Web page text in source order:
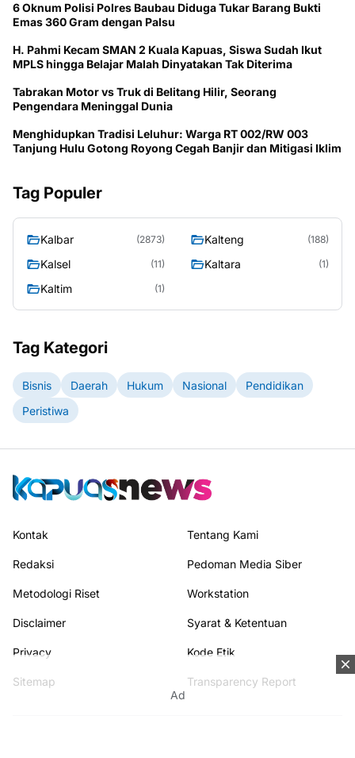
6 Oknum Polisi Polres Baubau Diduga Tukar Barang Bukti
Emas 360 Gram dengan Palsu
H. Pahmi Kecam SMAN 2 Kuala Kapuas, Siswa Sudah Ikut
MPLS hingga Belajar Malah Dinyatakan Tak Diterima
Tabrakan Motor vs Truk di Belitang Hilir, Seorang
Pengendara Meninggal Dunia
Menghidupkan Tradisi Leluhur: Warga RT 002/RW 003
Tanjung Hulu Gotong Royong Cegah Banjir dan Mitigasi Iklim
Tag Populer
Kalbar (2873) Kalteng (188)
Kalsel (11) Kaltara (1)
Kaltim (1)
Tag Kategori
Bisnis Daerah Hukum Nasional
Pendidikan
Peristiwa
Ad
Kontak Tentang Kami
Redaksi Pedoman Media Siber
Metodologi Riset Workstation
Disclaimer Syarat & Ketentuan
Privacy Kode Etik
Sitemap Transparency Report